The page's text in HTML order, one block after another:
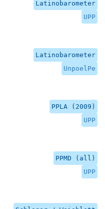
Latinobarometer
UPP
Latinobarometer
UnpoelPe
PPLA (2009)
UPP
PPMD (all)
UPP